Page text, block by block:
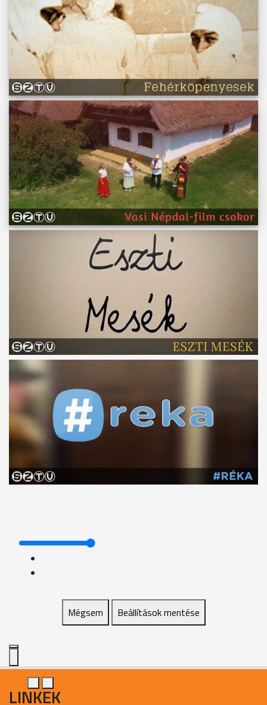
Mégsem Beállítások mentése
LINKEK